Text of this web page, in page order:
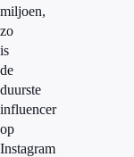
miljoen,
zo
is
de
duurste
influencer
op
Instagram